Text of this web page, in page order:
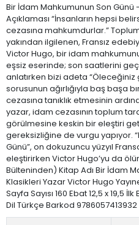
Bir İdam Mahkumunun Son Günü
Açıklaması “İnsanların hepsi
cezasına mahkumdurlar.”
yakından ilgilenen, Fransız
Victor Hugo, bir idam
eşsiz eserinde; son saatlerini
anlatırken bizi adeta “Öleceğiniz
sorusunun ağırlığıyla baş başa
cezasına tanıklık etmesinin
yazar, idam cezasının toplum
görülmesine keskin bir eleştiri
gereksizliğine de vurgu yapıyor.
Günü”, on dokuzuncu yüzyıl
eleştirirken Victor Hugo’yu da
Bülteninden) Kitap Adı Bir İdam
Klasikleri Yazar Victor Hugo
Sayfa Sayısı 160 Ebat 12,5 x 19,5 İlk
Dil Türkçe Barkod 9786057413932